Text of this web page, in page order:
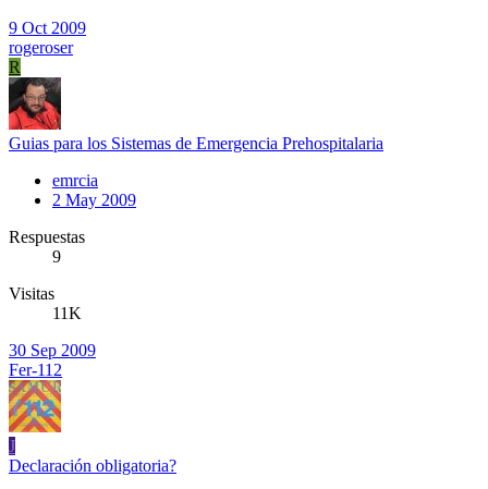
9 Oct 2009
rogeroser
R
Guias para los Sistemas de Emergencia Prehospitalaria
emrcia
2 May 2009
Respuestas
9
Visitas
11K
30 Sep 2009
Fer-112
J
Declaración obligatoria?